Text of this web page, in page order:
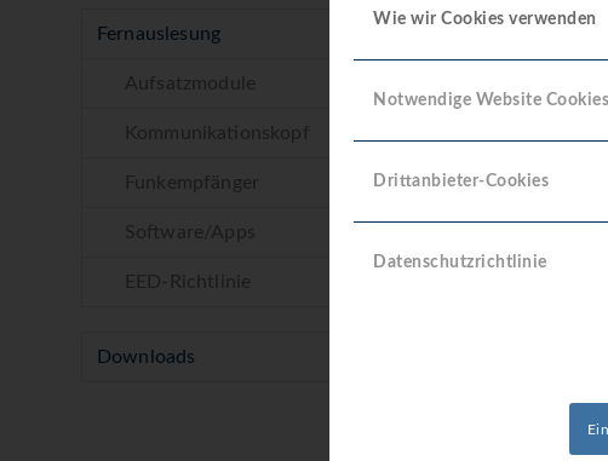
Wie wir Cookies verwenden
Notwendige Website Cookies
Drittanbieter-Cookies
Datenschutzrichtlinie
Downloads:
Anleitungen:
Datenblatt:
Fernauslesung
Aufsatzmodule
Kommunikationskopf
Funkempfänger
Software/Apps
EED-Richtlinie
Downloads